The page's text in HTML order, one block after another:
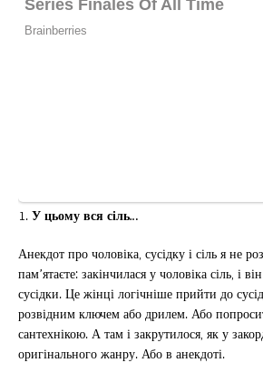
1.У цьому вся сіль…
Анекдот про чоловіка, сусідку і сіль я не
пам’ятаєте: закінчилася у чоловіка сіль, і
сусідки. Це жінці логічніше прийти до
розвідним ключем або дрилем. Або
сантехнікою. А там і закрутилося, як у
оригінального жанру. Або в анекдоті.